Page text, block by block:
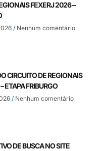
FEXERJ 2026 –
Nenhum comentário
CIRCUITO DE REGIONAIS
ETAPA FRIBURGO
Nenhum comentário
DE BUSCA NO SITE